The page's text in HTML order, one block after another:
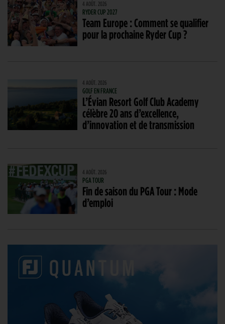
4 AOÛT. 2026
RYDER CUP 2027
Team Europe : Comment se qualifier
pour la prochaine Ryder Cup ?
4 AOÛT. 2026
GOLF EN FRANCE
L’Évian Resort Golf Club Academy
célèbre 20 ans d’excellence,
d’innovation et de transmission
4 AOÛT. 2026
PGA TOUR
Fin de saison du PGA Tour : Mode
d’emploi